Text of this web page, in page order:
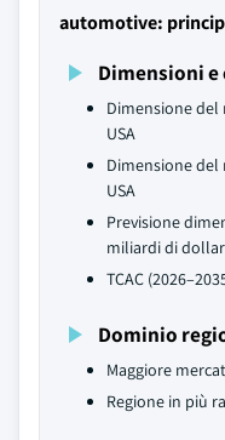
automotive:
Dimensioni
Dimensione del
USA
Dimensione del
USA
Previsione
miliardi di
TCAC
Dominio
Maggiore
Regione in più